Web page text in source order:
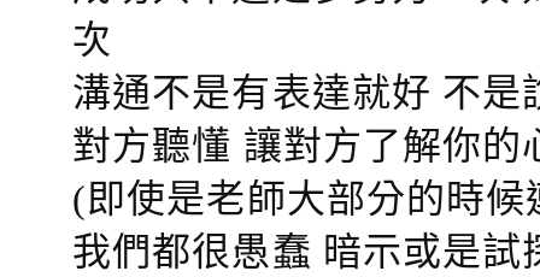
次
溝通不是有表達就好 不
對方聽懂 讓對方了解你
(即使是老師大部分的時候
我們都很愚蠢 暗示或是